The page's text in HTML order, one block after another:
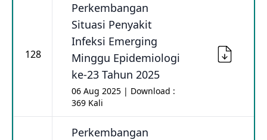
128
Perkembangan
Situasi Penyakit
Infeksi Emerging
Minggu Epidemiologi
ke-23 Tahun 2025
06 Aug 2025 | Download :
369 Kali
Perkembangan